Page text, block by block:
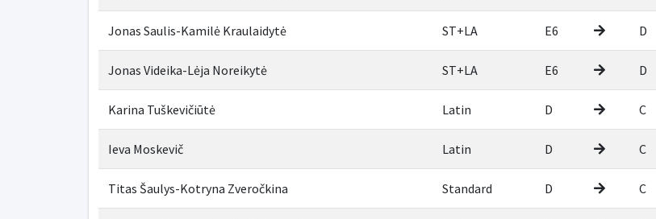
Jonas Saulis-Kamilė Kraulaidytė ST+LA E6 D
Jonas Videika-Lėja Noreikytė ST+LA E6 D
Karina Tuškevičiūtė Latin D C
Ieva Moskevič Latin D C
Titas Šaulys-Kotryna Zveročkina Standard D C